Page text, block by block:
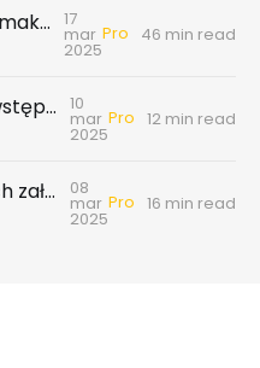
FLTR #118: Prognozy makro banków, ceny gruntów spadają, a na rynek pierwotny puka wiosna? 17
mar
2025
Pro 46 min read
FLTR #117: Jakie są wstępne założenia i możliwe skutki programu Pierwsze Klucze? 10
mar
2025
Pro 12 min read
🔑 Analiza wstępnych założeń programu Pierwsze Klucze 08
mar
2025
Pro 16 min read